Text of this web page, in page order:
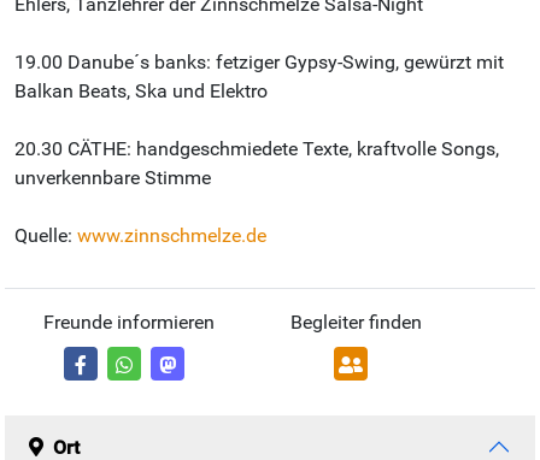
19.00 Danube´s banks: fetziger Gypsy-Swing, gewürzt mit
Balkan Beats, Ska und Elektro
20.30 CÄTHE: handgeschmiedete Texte, kraftvolle Songs,
unverkennbare Stimme
Quelle: www.zinnschmelze.de
Freunde informieren Begleiter finden
Ort